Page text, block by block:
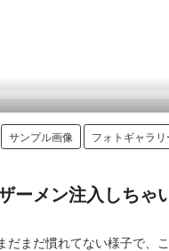
サンプル画像 フォトギャラリ
ーメン注入しちゃ
まだ慣れてない様子で、